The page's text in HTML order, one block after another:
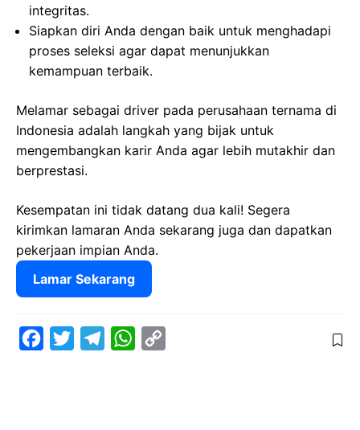
integritas.
Siapkan diri Anda dengan baik untuk menghadapi
proses seleksi agar dapat menunjukkan
kemampuan terbaik.
Melamar sebagai driver pada perusahaan ternama di
Indonesia adalah langkah yang bijak untuk
mengembangkan karir Anda agar lebih mutakhir dan
berprestasi.
Kesempatan ini tidak datang dua kali! Segera
kirimkan lamaran Anda sekarang juga dan dapatkan
pekerjaan impian Anda.
Lamar Sekarang
W